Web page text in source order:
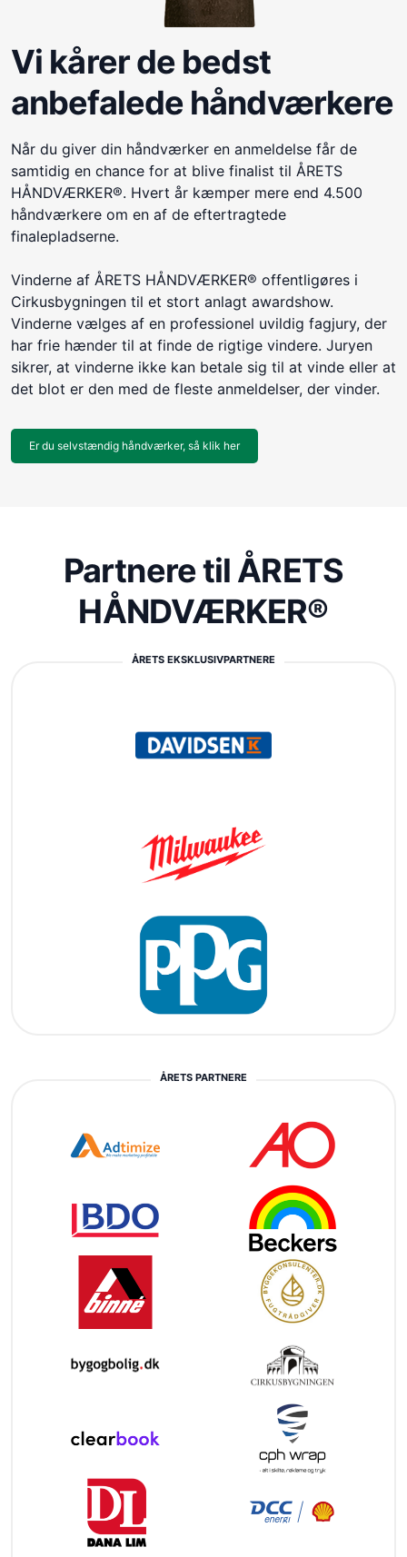
Vi kårer de bedst
anbefalede håndværkere
Når du giver din håndværker en anmeldelse får de
samtidig en chance for at blive finalist til ÅRETS
HÅNDVÆRKER®. Hvert år kæmper mere end 4.500
håndværkere om en af de eftertragtede
finalepladserne.
Vinderne af ÅRETS HÅNDVÆRKER® offentligøres i
Cirkusbygningen til et stort anlagt awardshow.
Vinderne vælges af en professionel uvildig fagjury, der
har frie hænder til at finde de rigtige vindere. Juryen
sikrer, at vinderne ikke kan betale sig til at vinde eller at
det blot er den med de fleste anmeldelser, der vinder.
Er du selvstændig håndværker, så klik her
Partnere til ÅRETS
HÅNDVÆRKER®
ÅRETS EKSKLUSIVPARTNERE
ÅRETS PARTNERE